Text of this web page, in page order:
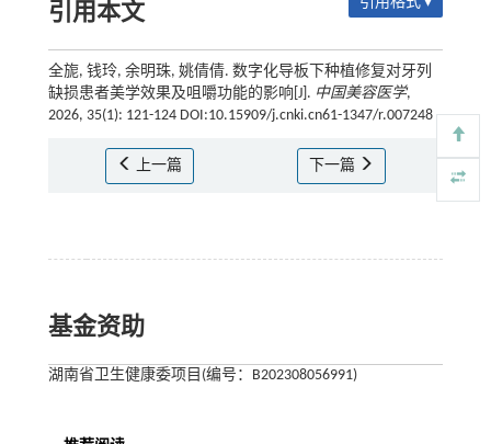
引用本文
全旎, 钱玲, 余明珠, 姚倩倩. 数字化导板下种植修复对牙列
缺损患者美学效果及咀嚼功能的影响[J]. 中国美容医学,
2026, 35(1): 121-124 DOI:10.15909/j.cnki.cn61-1347/r.007248
上一篇 下一篇
基金资助
湖南省卫生健康委项目(编号：B202308056991)